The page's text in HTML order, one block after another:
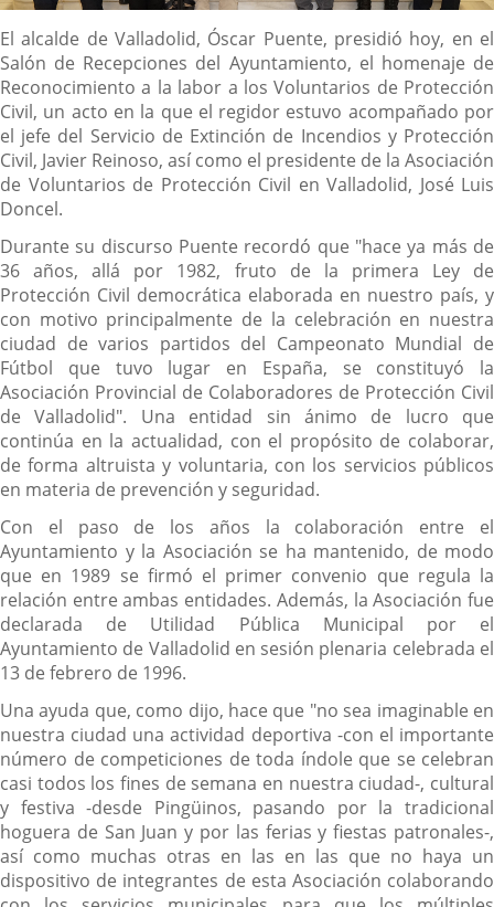
Descripción
El alcalde de Valladolid, Óscar Puente, presidió hoy, en el
Salón de Recepciones del Ayuntamiento, el homenaje de
Reconocimiento a la labor a los Voluntarios de Protección
Civil, un acto en la que el regidor estuvo acompañado por
el jefe del Servicio de Extinción de Incendios y Protección
Civil, Javier Reinoso, así como el presidente de la Asociación
de Voluntarios de Protección Civil en Valladolid, José Luis
Doncel.
Durante su discurso Puente recordó que "hace ya más de
36 años, allá por 1982, fruto de la primera Ley de
Protección Civil democrática elaborada en nuestro país, y
con motivo principalmente de la celebración en nuestra
ciudad de varios partidos del Campeonato Mundial de
Fútbol que tuvo lugar en España, se constituyó la
Asociación Provincial de Colaboradores de Protección Civil
de Valladolid". Una entidad sin ánimo de lucro que
continúa en la actualidad, con el propósito de colaborar,
de forma altruista y voluntaria, con los servicios públicos
en materia de prevención y seguridad.
Con el paso de los años la colaboración entre el
Ayuntamiento y la Asociación se ha mantenido, de modo
que en 1989 se firmó el primer convenio que regula la
relación entre ambas entidades. Además, la Asociación fue
declarada de Utilidad Pública Municipal por el
Ayuntamiento de Valladolid en sesión plenaria celebrada el
13 de febrero de 1996.
Una ayuda que, como dijo, hace que "no sea imaginable en
nuestra ciudad una actividad deportiva -con el importante
número de competiciones de toda índole que se celebran
casi todos los fines de semana en nuestra ciudad-, cultural
y festiva -desde Pingüinos, pasando por la tradicional
hoguera de San Juan y por las ferias y fiestas patronales-,
así como muchas otras en las en las que no haya un
dispositivo de integrantes de esta Asociación colaborando